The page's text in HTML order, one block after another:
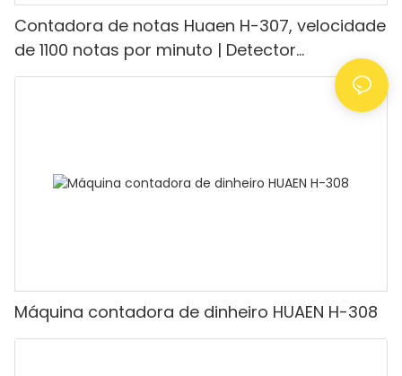
Contadora de notas Huaen H-307, velocidade
de 1100 notas por minuto | Detector
UV/Magnético/Infravermelho/Falsificante,
adequada para contar rúpias, máquina de
Máquina contadora de dinheiro HUAEN H-308